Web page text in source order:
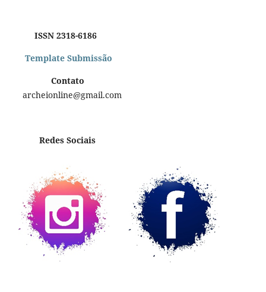
ISSN 2318-6186
Template Submissão
Contato
archeionline@gmail.com
Redes Sociais